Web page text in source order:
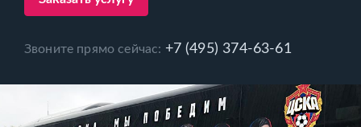
Звоните прямо сейчас: +7 (495) 374-63-61